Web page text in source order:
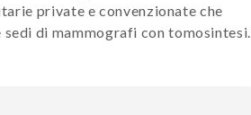
private e convenzionate che
di mammografi con tomosintesi.